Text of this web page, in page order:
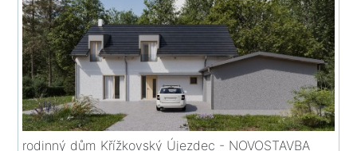
rodinný dům Křížkovský Újezdec - NOVOSTAVBA